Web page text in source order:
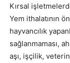
Kırsal
Yem ithalatının
hayvancılık
sağlanmaması,
aşı, işçilik,